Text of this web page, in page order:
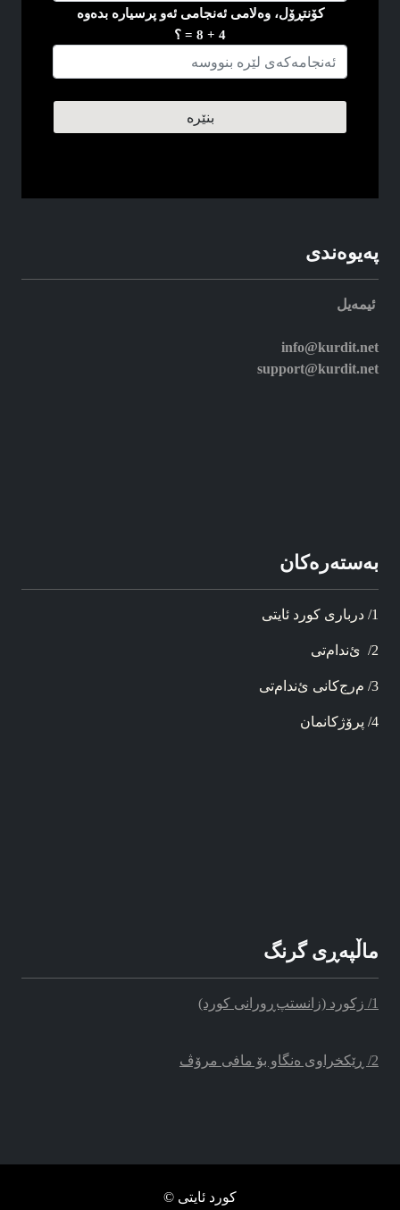
کۆنتڕۆل، وه‌لامی ئه‌نجامی ئه‌و پرسیاره‌ بده‌وه
4 + 8 = ؟
په‌یوه‌ندی
ئیمه‌یل
info@kurdit.net
support@kurdit.net
به‌سته‌ره‌کان
1/ د‌ربار‌ی کورد ئایتی
2/ ئ‌ندام‌تی
3/ م‌رج‌کانی ئ‌ندام‌تی
4/ پرۆژ‌کانمان
ماڵپه‌‌ڕی گرنگ
1/ زکورد (زانستپ‌ڕو‌رانی کورد)
2/ ڕێکخراوی ه‌نگاو بۆ مافی مرۆڤ
کورد ئایتی ©